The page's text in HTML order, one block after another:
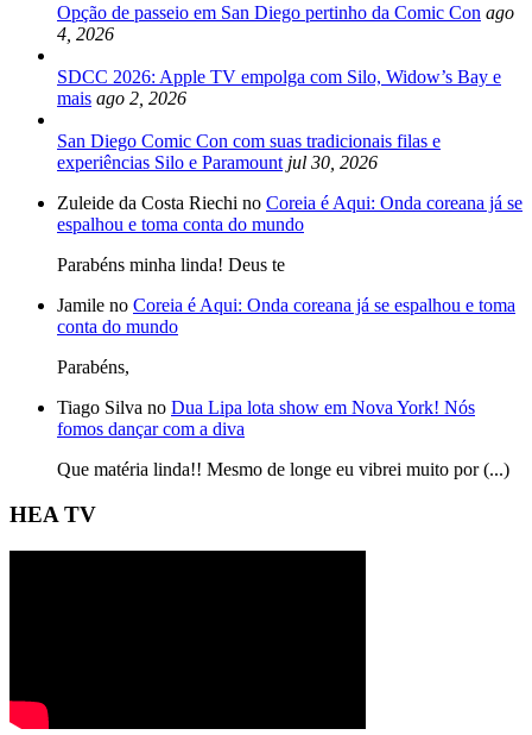
Opção de passeio em San Diego pertinho da Comic Con ago
4, 2026
SDCC 2026: Apple TV empolga com Silo, Widow’s Bay e
mais ago 2, 2026
San Diego Comic Con com suas tradicionais filas e
experiências Silo e Paramount jul 30, 2026
Zuleide da Costa Riechi no Coreia é Aqui: Onda coreana já se
espalhou e toma conta do mundo
Parabéns minha linda! Deus te
Jamile no Coreia é Aqui: Onda coreana já se espalhou e toma
conta do mundo
Parabéns,
Tiago Silva no Dua Lipa lota show em Nova York! Nós
fomos dançar com a diva
Que matéria linda!! Mesmo de longe eu vibrei muito por (...)
HEA TV